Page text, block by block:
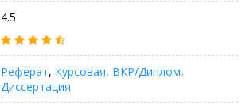
4.5
Реферат, Курсовая, ВКР/Диплом,
Диссертация